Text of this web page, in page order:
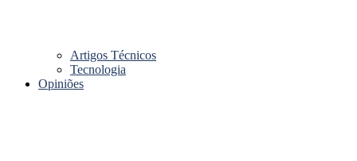
Artigos Técnicos
Tecnologia
Opiniões